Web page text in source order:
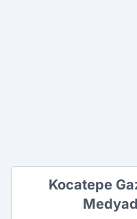
Kocatepe